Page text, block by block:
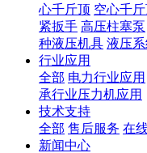
心千斤顶 空心千
紧扳手 高压柱塞泵
种液压机具 液压
行业应用
全部 电力行业应用
承行业压力机应用
技术支持
全部 售后服务 在
新闻中心